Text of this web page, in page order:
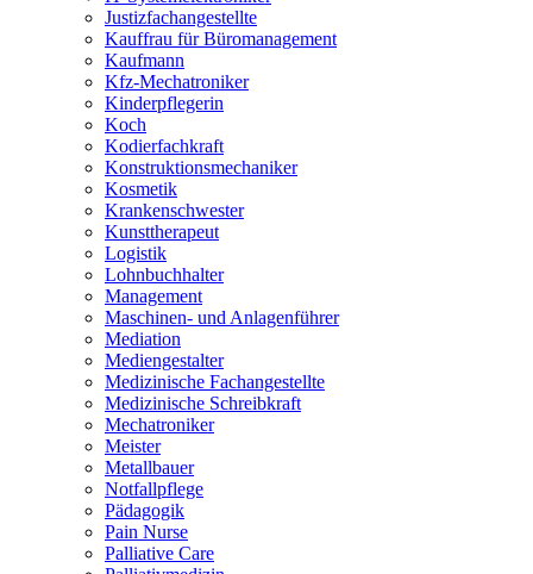
Justizfachangestellte
Kauffrau für Büromanagement
Kaufmann
Kfz-Mechatroniker
Kinderpflegerin
Koch
Kodierfachkraft
Konstruktionsmechaniker
Kosmetik
Krankenschwester
Kunsttherapeut
Logistik
Lohnbuchhalter
Management
Maschinen- und Anlagenführer
Mediation
Mediengestalter
Medizinische Fachangestellte
Medizinische Schreibkraft
Mechatroniker
Meister
Metallbauer
Notfallpflege
Pädagogik
Pain Nurse
Palliative Care